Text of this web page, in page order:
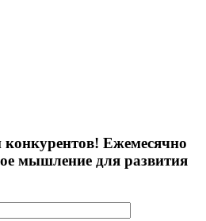
Ежемесячно
мышление для развития